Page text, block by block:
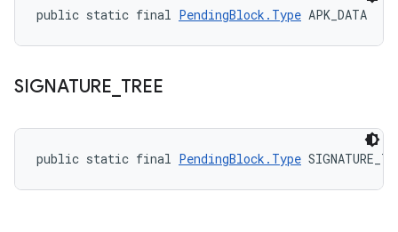
public static final PendingBlock.Type APK_DATA
SIGNATURE TREE
public static final PendingBlock.Type